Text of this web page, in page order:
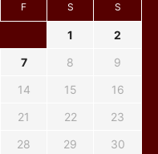
F S S
1
2
7 8
9
14 15
16
21 22
23
28 29
30